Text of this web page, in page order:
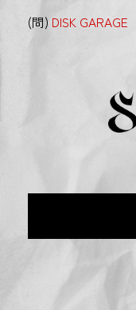
(問) DISK GARAGE